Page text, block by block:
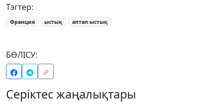
Тэгтер:
Франция ыстық аптап ыстық
БӨЛІСУ:
Серіктес жаңалықтары